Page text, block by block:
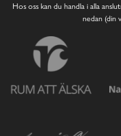
Hos oss kan du handla i alla
nedan (din